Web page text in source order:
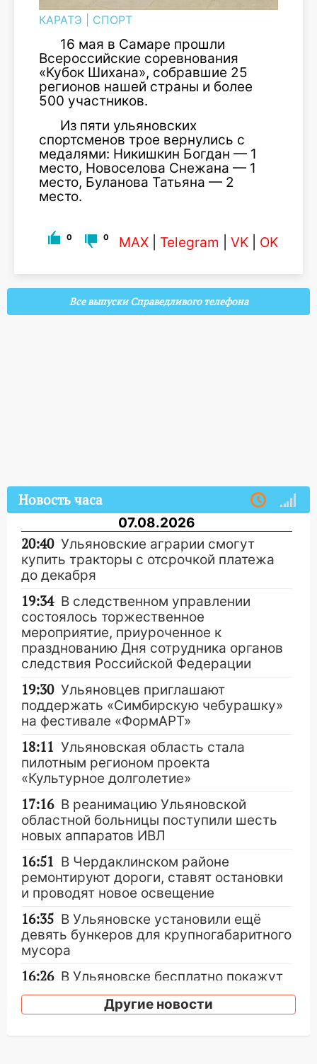
КАРАТЭ СПОРТ
16 мая в Самаре прошли
Всероссийские соревнования
«Кубок Шихана», собравшие 25
регионов нашей страны и более
500 участников.
Из пяти ульяновских
спортсменов трое вернулись с
медалями: Никишкин Богдан — 1
место, Новоселова Снежана — 1
место, Буланова Татьяна — 2
место.
0 0 MAX Telegram VK OK
Все выпуски Справедливого телефона
Новость часа
07.08.2026
20:40 Ульяновские аграрии смогут
купить тракторы с отсрочкой платежа
до декабря
19:34 В следственном управлении
состоялось торжественное
мероприятие, приуроченное к
празднованию Дня сотрудника органов
следствия Российской Федерации
19:30 Ульяновцев приглашают
поддержать «Симбирскую чебурашку»
на фестивале «ФормАРТ»
18:11 Ульяновская область стала
пилотным регионом проекта
«Культурное долголетие»
17:16 В реанимацию Ульяновской
областной больницы поступили шесть
новых аппаратов ИВЛ
16:51 В Чердаклинском районе
ремонтируют дороги, ставят остановки
и проводят новое освещение
16:35 В Ульяновске установили ещё
девять бункеров для крупногабаритного
мусора
16:26 В Ульяновске бесплатно покажут
матч «Волги» под открытым небом
16:12 В Ульяновском госуниверситете
Другие новости